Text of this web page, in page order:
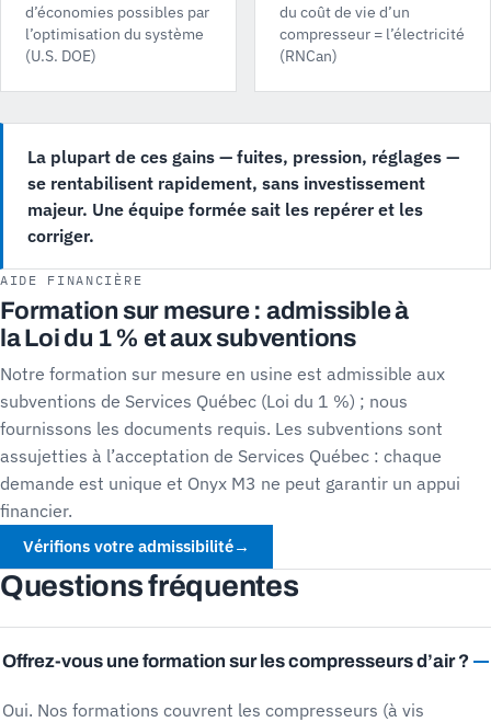
d’économies possibles par
l’optimisation du système
(U.S. DOE)
du coût de vie d’un
compresseur = l’électricité
(RNCan)
La plupart de ces gains — fuites, pression, réglages —
se rentabilisent rapidement, sans investissement
majeur. Une équipe formée sait les repérer et les
corriger.
AIDE FINANCIÈRE
Formation sur mesure : admissible à
la Loi du 1 % et aux subventions
Notre formation sur mesure en usine est admissible aux
subventions de Services Québec (Loi du 1 %) ; nous
fournissons les documents requis. Les subventions sont
assujetties à l’acceptation de Services Québec : chaque
demande est unique et Onyx M3 ne peut garantir un appui
financier.
Vérifions votre admissibilité→
Questions fréquentes
Offrez-vous une formation sur les compresseurs d’air ?
Oui. Nos formations couvrent les compresseurs (à vis